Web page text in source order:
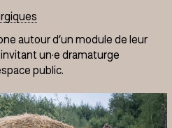
autour d’un module de leur
un·e dramaturge
public.